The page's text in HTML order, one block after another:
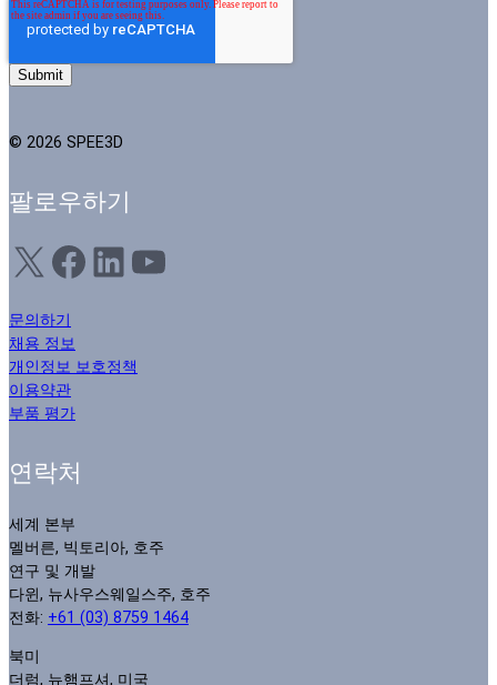
© 2026 SPEE3D
팔로우하기
X Facebook LinkedIn YouTube
문의하기
채용 정보
개인정보 보호정책
이용약관
부품 평가
연락처
세계 본부
멜버른, 빅토리아, 호주
연구 및 개발
다윈, 뉴사우스웨일스주, 호주
전화: +61 (03) 8759 1464
북미
더럼, 뉴햄프셔, 미국